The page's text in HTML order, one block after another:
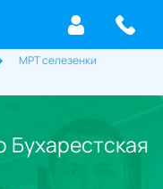
МРТ селезенки
Бухарестская